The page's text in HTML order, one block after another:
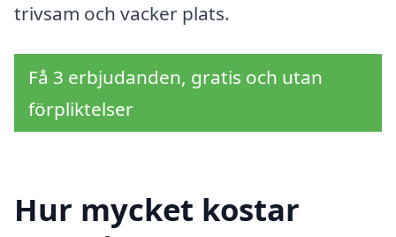
trivsam och vacker plats.
Få 3 erbjudanden, gratis och utan
förpliktelser
Hur mycket kostar